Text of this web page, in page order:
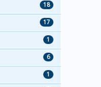
18
17
1
6
1